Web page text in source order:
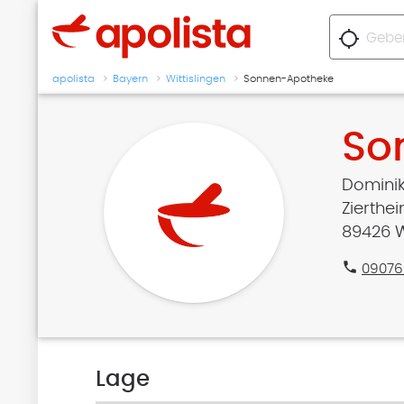
location_searching
apolista Bayern Wittislingen Sonnen-Apotheke
89426
phone
Lage